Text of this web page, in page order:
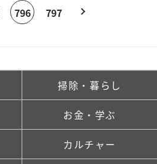
796 797
掃除・暮らし
お金・学ぶ
カルチャー